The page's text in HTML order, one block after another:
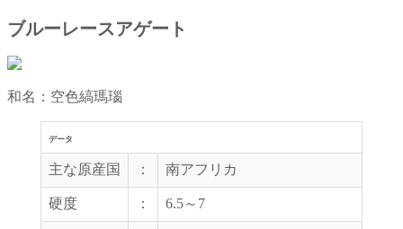
ブルーレースアゲート
和名：空色縞瑪瑙
データ
主な原産国 ： 南アフリカ
硬度 ： 6.5～7